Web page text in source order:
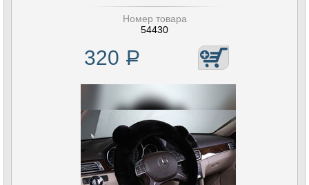
Номер товара
54430
320 Р